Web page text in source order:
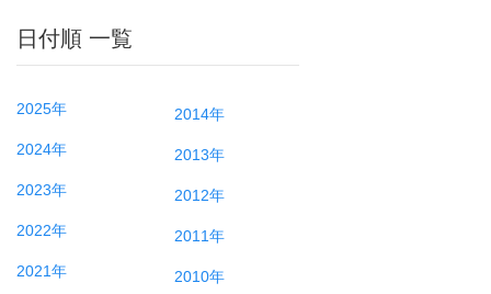
日付順 一覧
2025年
2024年
2023年
2022年
2021年
2014年
2013年
2012年
2011年
2010年